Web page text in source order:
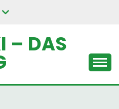
– DAS